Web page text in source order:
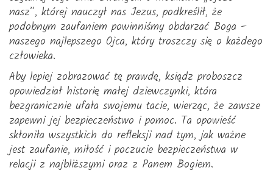
nasz”, której nauczył nas Jezus, podkreślił, że
podobnym zaufaniem powinniśmy obdarzać Boga –
naszego najlepszego Ojca, który troszczy się o każdego
człowieka.
Aby lepiej zobrazować tę prawdę, ksiądz proboszcz
opowiedział historię małej dziewczynki, która
bezgranicznie ufała swojemu tacie, wierząc, że zawsze
zapewni jej bezpieczeństwo i pomoc. Ta opowieść
skłoniła wszystkich do refleksji nad tym, jak ważne
jest zaufanie, miłość i poczucie bezpieczeństwa w
relacji z najbliższymi oraz z Panem Bogiem.